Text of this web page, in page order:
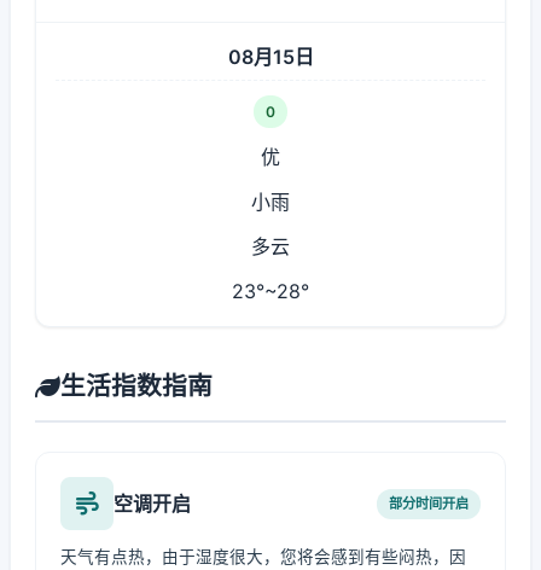
08月15日
0
优
小雨
多云
23°~28°
生活指数指南
空调开启 部分时间开启
天气有点热，由于湿度很大，您将会感到有些闷热，因